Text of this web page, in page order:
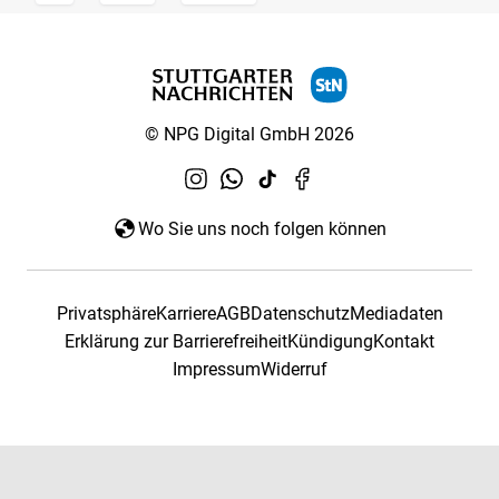
© NPG Digital GmbH 2026
Wo Sie uns noch folgen können
PrivatsphäreKarriereAGBDatenschutzMediadaten
Erklärung zur BarrierefreiheitKündigungKontakt
ImpressumWiderruf